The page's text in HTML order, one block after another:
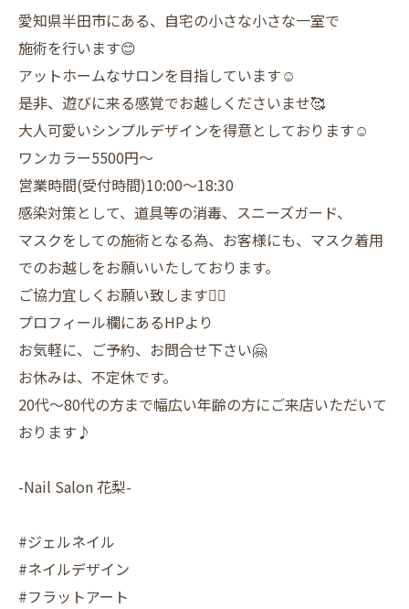
愛知県半田市にある、自宅の小さな小さな一室で
施術を行います😊
アットホームなサロンを目指しています☺️
是非、遊びに来る感覚でお越しくださいませ🥰
大人可愛いシンプルデザインを得意としております☺️
ワンカラー5500円〜
営業時間(受付時間)10:00〜18:30
感染対策として、道具等の消毒、スニーズガード、
マスクをしての施術となる為、お客様にも、マスク着用
でのお越しをお願いいたしております。
ご協力宜しくお願い致します🙇‍♀️
プロフィール欄にあるHPより
お気軽に、ご予約、お問合せ下さい🤗
お休みは、不定休です。
20代〜80代の方まで幅広い年齢の方にご来店いただいて
おります♪
-Nail Salon 花梨-
#ジェルネイル
#ネイルデザイン
#フラットアート